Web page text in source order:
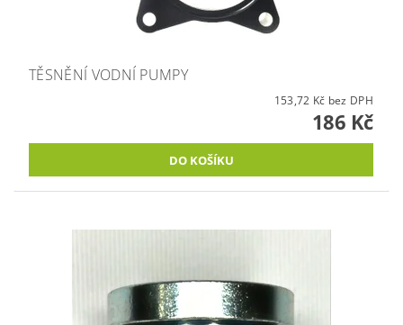
TĚSNĚNÍ VODNÍ PUMPY
153,72 Kč bez DPH
186 Kč